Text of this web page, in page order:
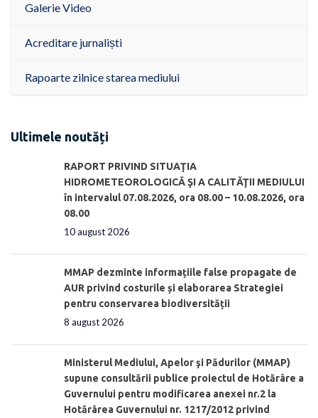
Galerie Video
Acreditare jurnaliști
Rapoarte zilnice starea mediului
Ultimele noutăți
RAPORT PRIVIND SITUAŢIA
HIDROMETEOROLOGICĂ ŞI A CALITĂŢII MEDIULUI
în intervalul 07.08.2026, ora 08.00 – 10.08.2026, ora
08.00
10 august 2026
MMAP dezminte informațiile false propagate de
AUR privind costurile și elaborarea Strategiei
pentru conservarea biodiversității
8 august 2026
Ministerul Mediului, Apelor şi Pădurilor (MMAP)
supune consultării publice proiectul de Hotărâre a
Guvernului pentru modificarea anexei nr.2 la
Hotărârea Guvernului nr. 1217/2012 privind